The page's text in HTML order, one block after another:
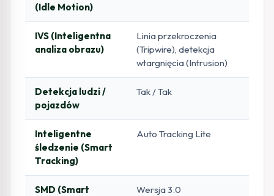
(Idle Motion)
IVS (Inteligentna
analiza obrazu)
Linia przekroczenia
(Tripwire), detekcja
wtargnięcia (Intrusion)
Detekcja ludzi /
pojazdów
Tak / Tak
Inteligentne
śledzenie (Smart
Tracking)
Auto Tracking Lite
SMD (Smart
Wersja 3.0